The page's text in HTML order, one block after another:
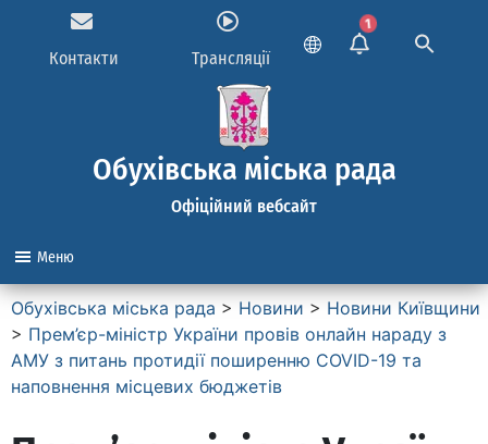
Контакти Трансляції
1
Обухівська міська рада
Офіційний вебсайт
Меню
Обухівська міська рада > Новини > Новини Київщини
> Прем’єр-міністр України провів онлайн нараду з
АМУ з питань протидії поширенню COVID-19 та
наповнення місцевих бюджетів